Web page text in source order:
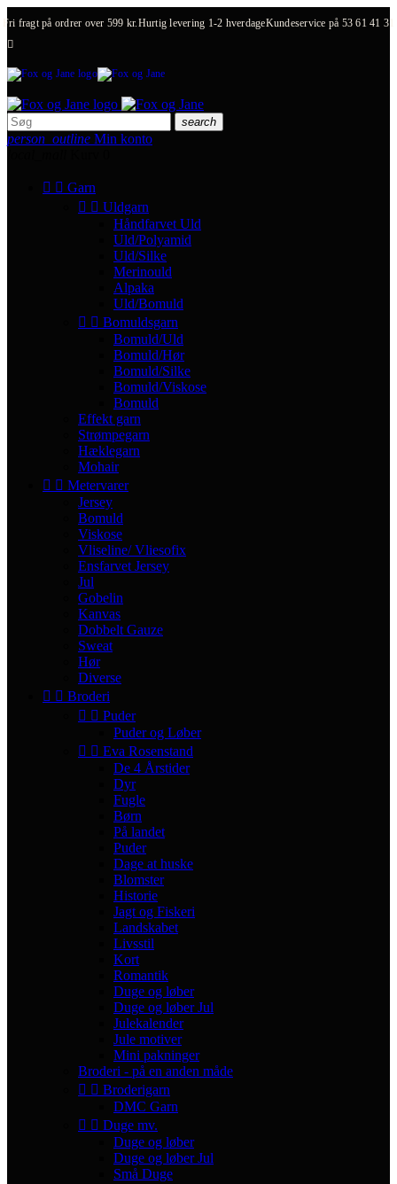
Fri fragt på ordrer over 599 kr. Hurtig levering 1-2 hverdageKundeservice på 53 61 41 31

search
person_outline Min konto
  Garn
  Uldgarn
Håndfarvet Uld
Uld/Polyamid
Uld/Silke
Merinould
Alpaka
Uld/Bomuld
  Bomuldsgarn
Bomuld/Uld
Bomuld/Hør
Bomuld/Silke
Bomuld/Viskose
Bomuld
Effekt garn
Strømpegarn
Hæklegarn
Mohair
  Metervarer
Jersey
Bomuld
Viskose
Vliseline/ Vliesofix
Ensfarvet Jersey
Jul
Gobelin
Kanvas
Dobbelt Gauze
Sweat
Hør
Diverse
  Broderi
  Puder
Puder og Løber
  Eva Rosenstand
De 4 Årstider
Dyr
Fugle
Børn
På landet
Puder
Dage at huske
Blomster
Historie
Jagt og Fiskeri
Landskabet
Livsstil
Kort
Romantik
Duge og løber
Duge og løber Jul
Julekalender
Jule motiver
Mini pakninger
Broderi - på en anden måde
  Broderigarn
DMC Garn
  Duge mv.
Duge og løber
Duge og løber Jul
Små Duge